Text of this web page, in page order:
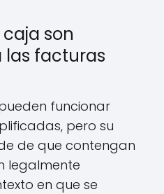
son
las facturas
funcionar
pero su
de que contengan
legalmente
en que se